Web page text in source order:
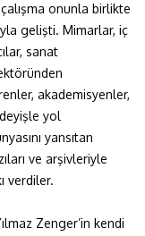
onunla birlikte
gelişti. Mimarlar, iç
sanat
akademisyenler,
yol
yansıtan
ve arşivleriyle
verdiler.
Zenger’in kendi